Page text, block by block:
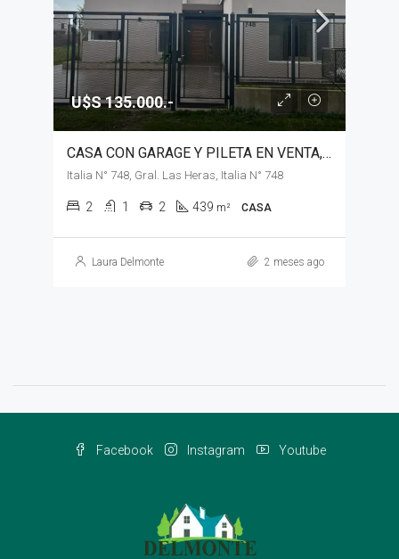
U$S 135.000.-
CASA CON GARAGE Y PILETA EN VENTA, GENERAL LAS HERAS
Italia N° 748, Gral. Las Heras, Italia N° 748
2 1 2 439 m² CASA
Laura Delmonte 2 meses ago
Facebook Instagram Youtube